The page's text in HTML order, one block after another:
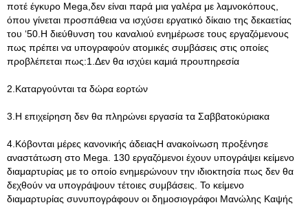
ποτέ έγκυρο Mega,δεν είναι παρά μια γαλέρα με λαμνοκόπους,
όπου γίνεται προσπάθεια να ισχύσει εργατικό δίκαιο της δεκαετίας
του ‘50.Η διεύθυνση του καναλιού ενημέρωσε τους εργαζόμενους
πως πρέπει να υπογραφούν ατομικές συμβάσεις στις οποίες
προβλέπεται πως:1.Δεν θα ισχύει καμιά προυπηρεσία
2.Καταργούνται τα δώρα εορτών
3.Η επιχείρηση δεν θα πληρώνει εργασία τα Σαββατοκύριακα
4.Κόβονται μέρες κανονικής άδειαςΗ ανακοίνωση προξένησε
αναστάτωση στο Mega. 130 εργαζόμενοι έχουν υπογράψει κείμενο
διαμαρτυρίας με το οποίο ενημερώνουν την ιδιοκτησία πως δεν θα
δεχθούν να υπογράψουν τέτοιες συμβάσεις. Το κείμενο
διαμαρτυρίας συνυπογράφουν οι δημοσιογράφοι Μανώλης Καψής